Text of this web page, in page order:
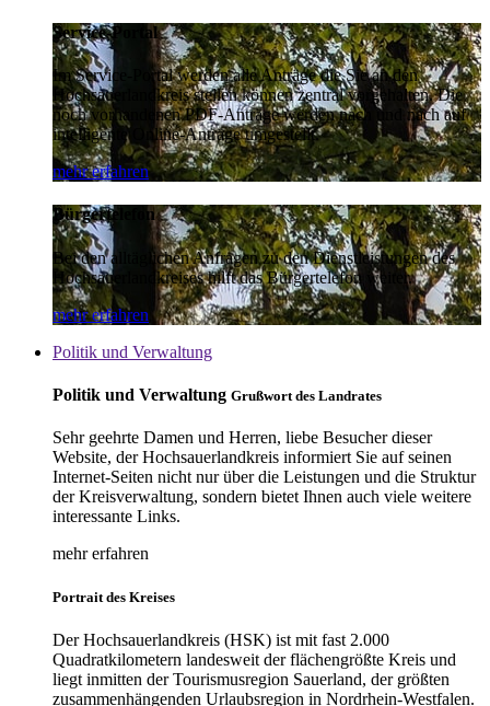
Service-Portal
Im Service-Portal werden alle Anträge die Sie an den
Hochsauerlandkreis stellen können zentral vorgehalten. Die
noch vorhandenen PDF-Anträge werden nach und nach auf
intelligente Online-Anträge umgestellt.
mehr erfahren
Bürgertelefon
Bei den alltäglichen Anfragen zu den Dienstleistungen des
Hochsauerlandkreises hilft das Bürgertelefon weiter.
mehr erfahren
Politik und Verwaltung
Politik und Verwaltung Grußwort des Landrates
Sehr geehrte Damen und Herren, liebe Besucher dieser
Website, der Hochsauerlandkreis informiert Sie auf seinen
Internet-Seiten nicht nur über die Leistungen und die Struktur
der Kreisverwaltung, sondern bietet Ihnen auch viele weitere
interessante Links.
mehr erfahren
Portrait des Kreises
Der Hochsauerlandkreis (HSK) ist mit fast 2.000
Quadratkilometern landesweit der flächengrößte Kreis und
liegt inmitten der Tourismusregion Sauerland, der größten
zusammenhängenden Urlaubsregion in Nordrhein-Westfalen.